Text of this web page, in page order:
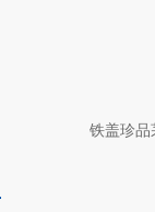
铁盖珍品